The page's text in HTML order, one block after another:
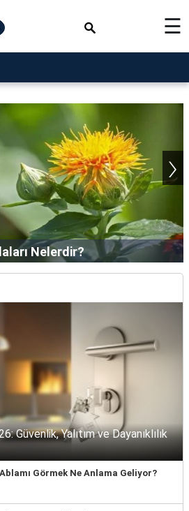
☰
Ne İyi Gelir?
›
Güvenlik, Yalıtım ve Dayanıklılık
Görmek Ne Anlama Geliyor?